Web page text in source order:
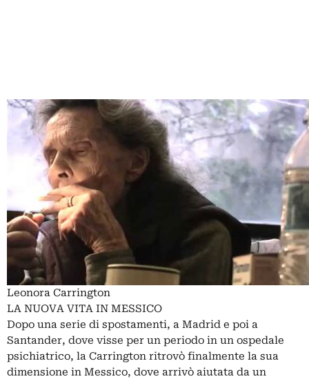
Leonora Carrington
LA NUOVA VITA IN MESSICO
Dopo una serie di spostamenti, a Madrid e poi a
Santander, dove visse per un periodo in un ospedale
psichiatrico, la Carrington ritrovò finalmente la sua
dimensione in Messico, dove arrivò aiutata da un